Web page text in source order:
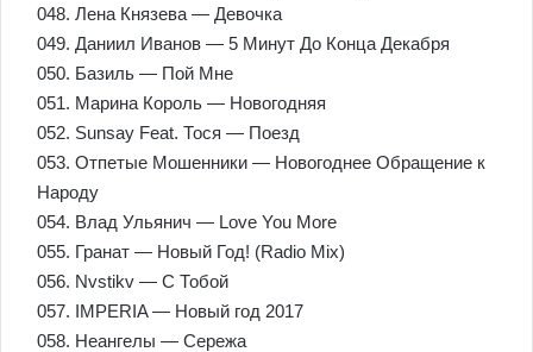
048. Лена Князева — Девочка
049. Даниил Иванов — 5 Минут До Конца Декабря
050. Базиль — Пой Мне
051. Марина Король — Новогодняя
052. Sunsay Feat. Тося — Поезд
053. Отпетые Мошенники — Новогоднее Обращение к
Народу
054. Влад Ульянич — Love You More
055. Гранат — Новый Год! (Radio Mix)
056. Nvstikv — С Тобой
057. IMPERIA — Новый год 2017
058. Неангелы — Сережа